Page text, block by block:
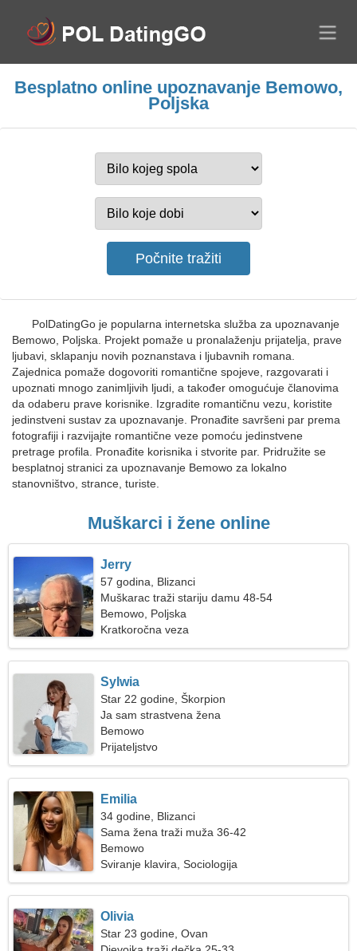
Besplatno online upoznavanje Bemowo,
Poljska
PolDatingGo je popularna internetska služba za upoznavanje
Bemowo, Poljska. Projekt pomaže u pronalaženju prijatelja, prave
ljubavi, sklapanju novih poznanstava i ljubavnih romana.
Zajednica pomaže dogovoriti romantične spojeve, razgovarati i
upoznati mnogo zanimljivih ljudi, a također omogućuje članovima
da odaberu prave korisnike. Izgradite romantičnu vezu, koristite
jedinstveni sustav za upoznavanje. Pronađite savršeni par prema
fotografiji i razvijajte romantične veze pomoću jedinstvene
pretrage profila. Pronađite korisnika i stvorite par. Pridružite se
besplatnoj stranici za upoznavanje Bemowo za lokalno
stanovništvo, strance, turiste.
Muškarci i žene online
Jerry
57 godina, Blizanci
Muškarac traži stariju damu 48-54
Bemowo, Poljska
Kratkoročna veza
Sylwia
Star 22 godine, Škorpion
Ja sam strastvena žena
Bemowo
Prijateljstvo
Emilia
34 godine, Blizanci
Sama žena traži muža 36-42
Bemowo
Sviranje klavira, Sociologija
Olivia
Star 23 godine, Ovan